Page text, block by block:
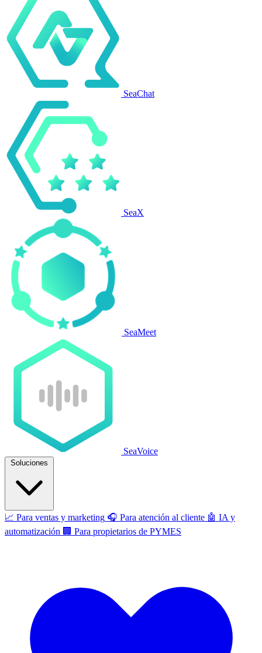
SeaChat
SeaX
SeaMeet
SeaVoice
Soluciones
📈 Para ventas y marketing 🎧 Para atención al cliente 🤖 IA y
automatización 🏢 Para propietarios de PYMES